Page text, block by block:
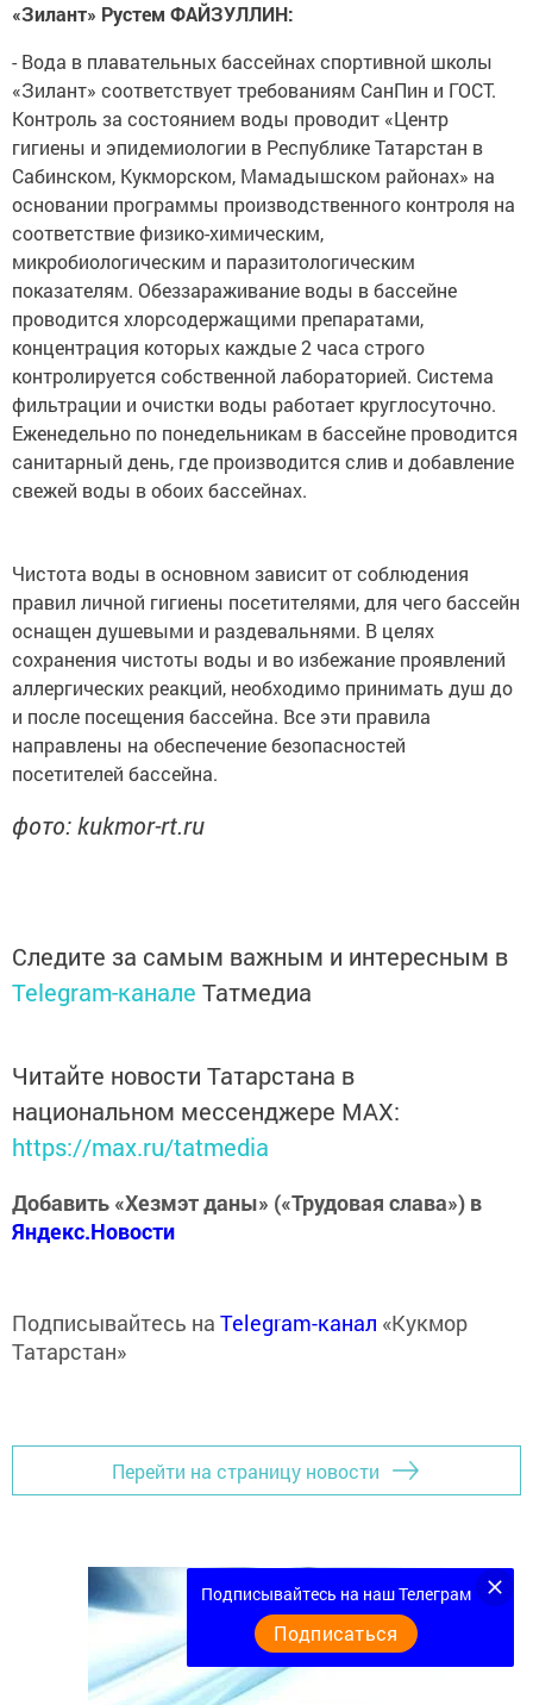
«Зилант» Рустем ФАЙЗУЛЛИН:
- Вода в плавательных бассейнах спортивной школы
«Зилант» соответствует требованиям СанПин и ГОСТ.
Контроль за состоянием воды проводит «Центр
гигиены и эпидемиологии в Республике Татарстан в
Сабинском, Кукморском, Мамадышском районах» на
основании программы производственного контроля на
соответствие физико-химическим,
микробиологическим и паразитологическим
показателям. Обеззараживание воды в бассейне
проводится хлорсодержащими препаратами,
концентрация которых каждые 2 часа строго
контролируется собственной лабораторией. Система
фильтрации и очистки воды работает круглосуточно.
Еженедельно по понедельникам в бассейне проводится
санитарный день, где производится слив и добавление
свежей воды в обоих бассейнах.
Чистота воды в основном зависит от соблюдения
правил личной гигиены посетителями, для чего бассейн
оснащен душевыми и раздевальнями. В целях
сохранения чистоты воды и во избежание проявлений
аллергических реакций, необходимо принимать душ до
и после посещения бассейна. Все эти правила
направлены на обеспечение безопасностей
посетителей бассейна.
фото: kukmor-rt.ru
Следите за самым важным и интересным в
Telegram-канале Татмедиа
Читайте новости Татарстана в
национальном мессенджере MАХ:
https://max.ru/tatmedia
Добавить «Хезмэт даны» («Трудовая слава») в
Яндекс.Новости
Подписывайтесь на Telegram-канал «Кукмор
Татарстан»
Перейти на страницу новости
Подписывайтесь на наш Телеграм
Подписаться